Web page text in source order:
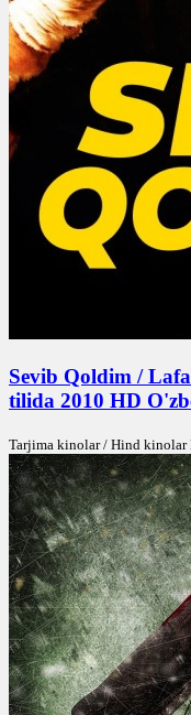
Sevib Qoldim /
tilida 2010 HD
Tarjima kinolar / Hind kinolar